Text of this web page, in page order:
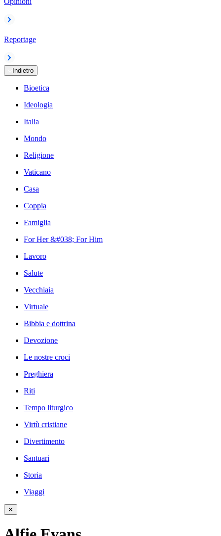
Reportage
Indietro
Bioetica
Ideologia
Italia
Mondo
Religione
Vaticano
Casa
Coppia
Famiglia
For Her &#038; For Him
Lavoro
Salute
Vecchiaia
Virtuale
Bibbia e dottrina
Devozione
Le nostre croci
Preghiera
Riti
Tempo liturgico
Virtù cristiane
Divertimento
Santuari
Storia
Viaggi
✕